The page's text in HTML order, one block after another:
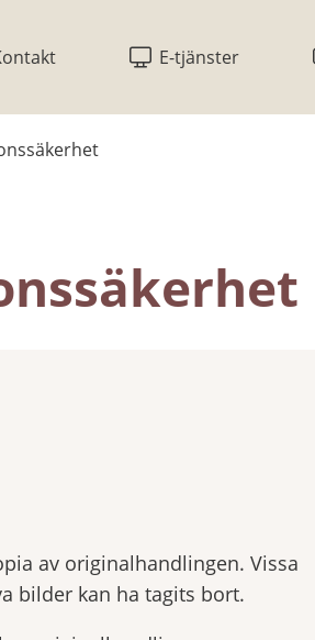
E-tjänster
av originalhandlingen. Vissa
bilder kan ha tagits bort.